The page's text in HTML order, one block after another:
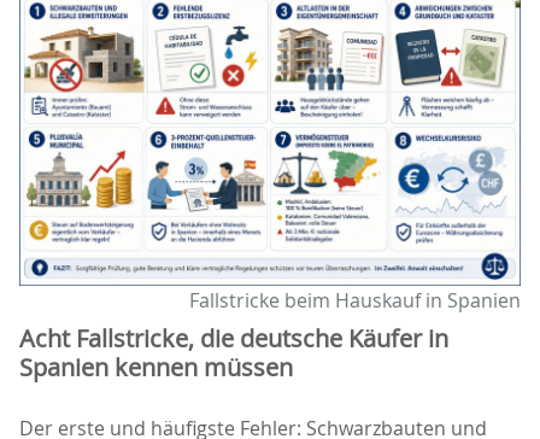
Fallstricke beim Hauskauf in Spanien
Acht Fallstricke, die deutsche Käufer in
Spanien kennen müssen
Der erste und häufigste Fehler: Schwarzbauten und